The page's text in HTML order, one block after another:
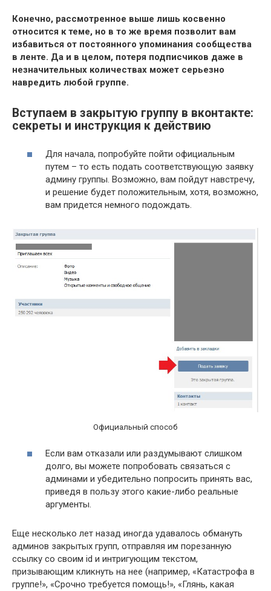
Конечно, рассмотренное выше лишь косвенно
относится к теме, но в то же время позволит вам
избавиться от постоянного упоминания сообщества
в ленте. Да и в целом, потеря подписчиков даже в
незначительных количествах может серьезно
навредить любой группе.
Вступаем в закрытую группу в вконтакте:
секреты и инструкция к действию
Для начала, попробуйте пойти официальным
путем – то есть подать соответствующую заявку
админу группы. Возможно, вам пойдут навстречу,
и решение будет положительным, хотя, возможно,
вам придется немного подождать.
Официальный способ
Если вам отказали или раздумывают слишком
долго, вы можете попробовать связаться с
админами и убедительно попросить принять вас,
приведя в пользу этого какие-либо реальные
аргументы.
Еще несколько лет назад иногда удавалось обмануть
админов закрытых групп, отправляя им порезанную
ссылку со своим id и интригующим текстом,
призывающим кликнуть на нее (например, «Катастрофа в
группе!», «Срочно требуется помощь!», «Глянь, какая